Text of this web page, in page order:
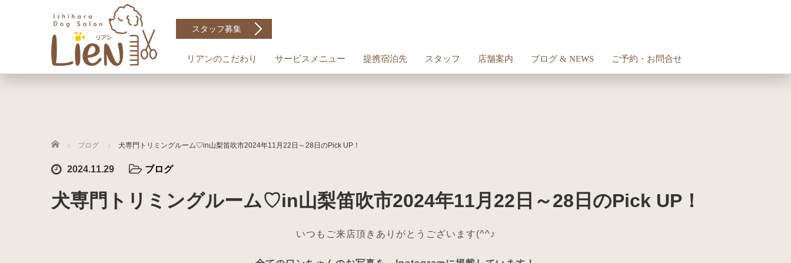
リアンのこだわり サービスメニュー 提携宿泊先 スタッフ 店舗案内 ブログ & NEWS ご予約・お問合せ
スタッフ募集
ホーム ブログ 犬専門トリミングルーム♡in山梨笛吹市2024年11月22日～28日のPick UP！
2024.11.29 ブログ
犬専門トリミングルーム♡in山梨笛吹市2024年11月22日～28日のPick UP！
いつもご来店頂きありがとうございます(^^♪